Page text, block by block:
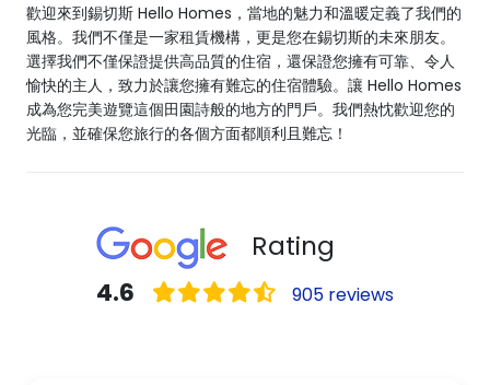
歡迎來到錫切斯 Hello Homes，當地的魅力和溫暖定義了我們的
風格。我們不僅是一家租賃機構，更是您在錫切斯的未來朋友。
選擇我們不僅保證提供高品質的住宿，還保證您擁有可靠、令人
愉快的主人，致力於讓您擁有難忘的住宿體驗。讓 Hello Homes
成為您完美遊覽這個田園詩般的地方的門戶。我們熱忱歡迎您的
光臨，並確保您旅行的各個方面都順利且難忘！
Rating
4.6 905 reviews